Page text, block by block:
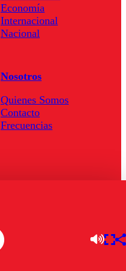
Economía
Internacional
Nacional
Nosotros
Quienes Somos
Contacto
Frecuencias